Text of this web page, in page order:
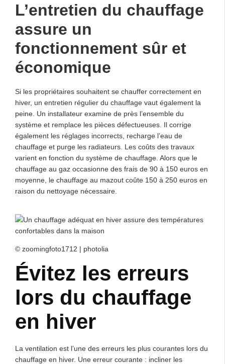
L’entretien du chauffage
assure un
fonctionnement sûr et
économique
Si les propriétaires souhaitent se chauffer correctement en
hiver, un entretien régulier du chauffage vaut également la
peine. Un installateur examine de près l’ensemble du
système et remplace les pièces défectueuses. Il corrige
également les réglages incorrects, recharge l’eau de
chauffage et purge les radiateurs. Les coûts des travaux
varient en fonction du système de chauffage. Alors que le
chauffage au gaz occasionne des frais de 90 à 150 euros en
moyenne, le chauffage au mazout coûte 150 à 250 euros en
raison du nettoyage nécessaire.
© zoomingfoto1712 | photolia
Évitez les erreurs
lors du chauffage
en hiver
La ventilation est l’une des erreurs les plus courantes lors du
chauffage en hiver. Une erreur courante : incliner les